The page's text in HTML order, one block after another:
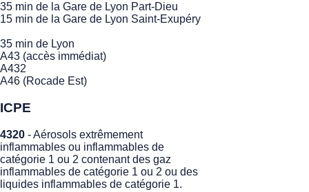
35 min de la Gare de Lyon Part-Dieu
15 min de la Gare de Lyon Saint-Exupéry
35 min de Lyon
A43 (accès immédiat)
A432
A46 (Rocade Est)
ICPE
4320 - Aérosols extrêmement
inflammables ou inflammables de
catégorie 1 ou 2 contenant des gaz
inflammables de catégorie 1 ou 2 ou des
liquides inflammables de catégorie 1.